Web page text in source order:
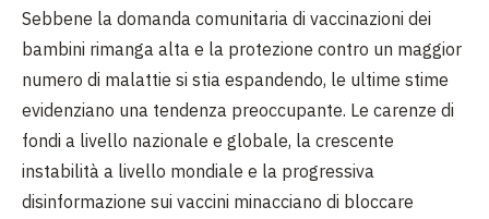
Sebbene la domanda comunitaria di vaccinazioni dei
bambini rimanga alta e la protezione contro un maggior
numero di malattie si stia espandendo, le ultime stime
evidenziano una tendenza preoccupante. Le carenze di
fondi a livello nazionale e globale, la crescente
instabilità a livello mondiale e la progressiva
disinformazione sui vaccini minacciano di bloccare